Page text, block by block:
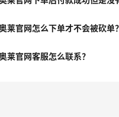
莱官网怎么下单才不会被砍单？
莱官网客服怎么联系？